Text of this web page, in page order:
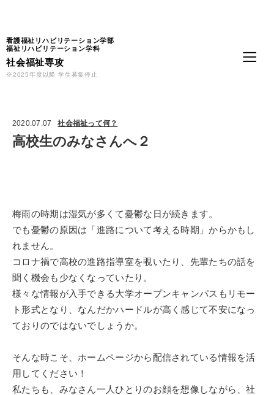
看護福祉リハビリテーション学部
福祉リハビリテーション学科
社会福祉専攻
※2025年度以降 学生募集停止
2020.07.07 社会福祉って何？
高校生のみなさんへ２
梅雨の時期は湿気が多くて憂鬱な日が続きます。
でも憂鬱の原因は「進路について考える時期」からかもし
れません。
コロナ禍で高校の進路指導室を覗いたり、先輩たちの話を
聞く機会も少なくなっていたり。
様々な情報が入手できる大学オープンキャンパスもリモー
ト形式となり、なんだかハードルが高く感じて不安になっ
ておりのではないでしょうか。
そんな時こそ、ホームページから配信されている情報を活
用してください！
私たちも、みなさん一人ひとりのお顔を想像しながら、社